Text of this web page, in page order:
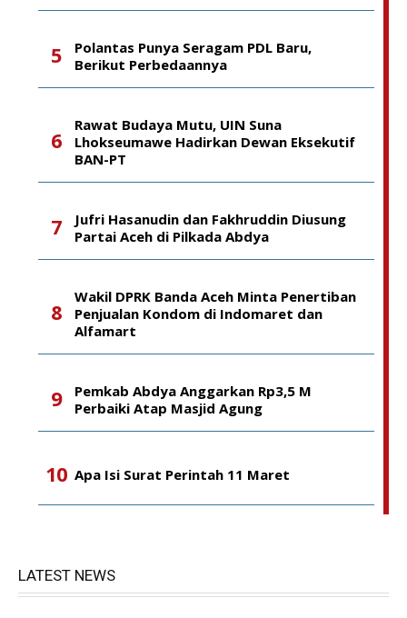
Polantas Punya Seragam PDL Baru,
Berikut Perbedaannya
Rawat Budaya Mutu, UIN Suna
Lhokseumawe Hadirkan Dewan Eksekutif
BAN-PT
Jufri Hasanudin dan Fakhruddin Diusung
Partai Aceh di Pilkada Abdya
Wakil DPRK Banda Aceh Minta Penertiban
Penjualan Kondom di Indomaret dan
Alfamart
Pemkab Abdya Anggarkan Rp3,5 M
Perbaiki Atap Masjid Agung
Apa Isi Surat Perintah 11 Maret
LATEST NEWS